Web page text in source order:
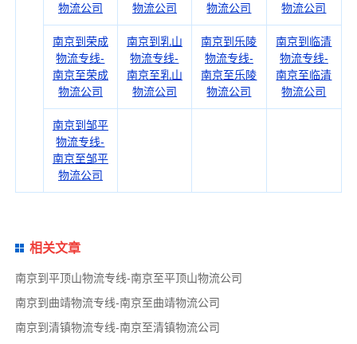
物流公司
物流公司
物流公司
物流公司
南京到荣成
物流专线-
南京至荣成
物流公司
南京到乳山
物流专线-
南京至乳山
物流公司
南京到乐陵
物流专线-
南京至乐陵
物流公司
南京到临清
物流专线-
南京至临清
物流公司
南京到邹平
物流专线-
南京至邹平
物流公司
相关文章
南京到平顶山物流专线-南京至平顶山物流公司
南京到曲靖物流专线-南京至曲靖物流公司
南京到清镇物流专线-南京至清镇物流公司